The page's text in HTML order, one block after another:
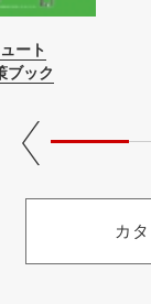
ート
ブック
カ